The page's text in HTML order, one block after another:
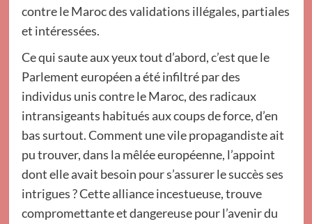
contre le Maroc des validations illégales, partiales
et intéressées.
Ce qui saute aux yeux tout d’abord, c’est que le
Parlement européen a été infiltré par des
individus unis contre le Maroc, des radicaux
intransigeants habitués aux coups de force, d’en
bas surtout. Comment une vile propagandiste ait
pu trouver, dans la mêlée européenne, l’appoint
dont elle avait besoin pour s’assurer le succès ses
intrigues ? Cette alliance incestueuse, trouve
compromettante et dangereuse pour l’avenir du